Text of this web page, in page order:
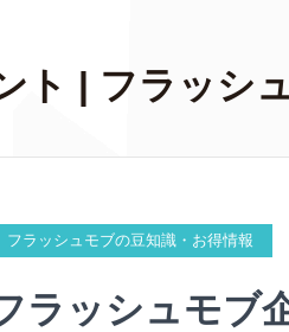
ト | フラッシ
フラッシュモブの豆知識・お得情報
ラッシュモブ